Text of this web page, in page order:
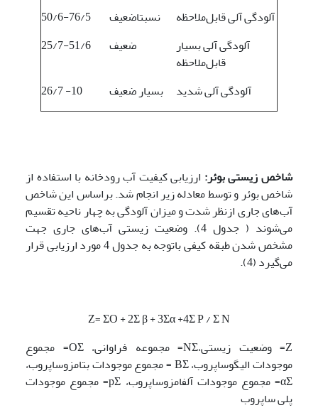
آلودگی آلی قابل‌ملاحظه نسبتاضعیف
50/6-76/5
آلودگی آلی بسیار
قابل‌ملاحظه
ضعیف 25/7-51/6
آلودگی آلی شدید بسیار ضعیف 10- 26/7
شاخص زیستی بوئر: ارزیابی کیفیت آب رودخانه با استفاده از
شاخص بوئر و توسط معادله زیر انجام شد. براساس این شاخص
آب‌های جاری ازنظر شدت و میزان آلودگی به چهار ناحیه تقسیم
می‌شوند ( جدول 4). وضعیت زیستی آب‌های جاری جهت
مشخص شدن طبقه کیفی باتوجه به جدول 4 مورد ارزیابی قرار
می‌گیرد (4).
Z= ΣO + 2Σ β + 3Σα +4Σ P / Σ N
Z= وضعیت زیستی،NΣ= مجموعه فراوانی، OΣ= مجموع
موجودات الیگوساپروب، BΣ = مجموع موجودات بتامزوساپروب،
αΣ= مجموع موجودات آلفامزوساپروب، pΣ= مجموع موجودات
پلی ساپروب